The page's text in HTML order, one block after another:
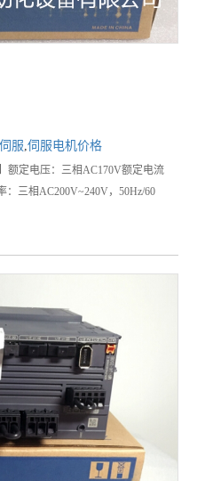
服,伺服电机价格
额定电压：三相AC170V额定电流
：三相AC200V~240V，50Hz/60